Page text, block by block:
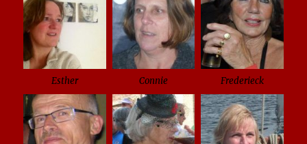
Esther Connie Frederieck